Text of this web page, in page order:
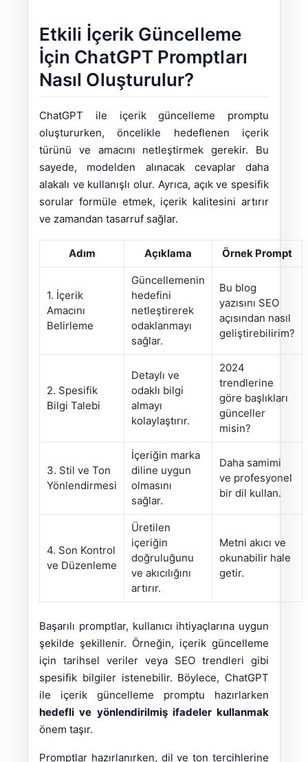
Etkili İçerik Güncelleme
İçin ChatGPT Promptları
Nasıl Oluşturulur?
ChatGPT ile içerik güncelleme promptu
oluştururken, öncelikle hedeflenen içerik
türünü ve amacını netleştirmek gerekir. Bu
sayede, modelden alınacak cevaplar daha
alakalı ve kullanışlı olur. Ayrıca, açık ve spesifik
sorular formüle etmek, içerik kalitesini artırır
ve zamandan tasarruf sağlar.
Adım Açıklama Örnek Prompt
1. İçerik
Amacını
Belirleme
Güncellemenin
hedefini
netleştirerek
odaklanmayı
sağlar.
Bu blog
yazısını SEO
açısından nasıl
geliştirebilirim?
2. Spesifik
Bilgi Talebi
Detaylı ve
odaklı bilgi
almayı
kolaylaştırır.
2024
trendlerine
göre başlıkları
günceller
misin?
3. Stil ve Ton
Yönlendirmesi
İçeriğin marka
diline uygun
olmasını
sağlar.
Daha samimi
ve profesyonel
bir dil kullan.
4. Son Kontrol
ve Düzenleme
Üretilen
içeriğin
doğruluğunu
ve akıcılığını
artırır.
Metni akıcı ve
okunabilir hale
getir.
Başarılı promptlar, kullanıcı ihtiyaçlarına uygun
şekilde şekillenir. Örneğin, içerik güncelleme
için tarihsel veriler veya SEO trendleri gibi
spesifik bilgiler istenebilir. Böylece, ChatGPT
ile içerik güncelleme promptu hazırlarken
hedefli ve yönlendirilmiş ifadeler kullanmak
önem taşır.
Promptlar hazırlanırken, dil ve ton tercihlerine